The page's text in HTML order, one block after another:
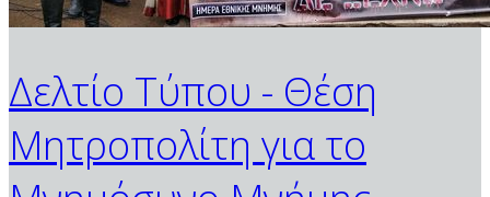
Δελτίο Τύπου - Θέση
Μητροπολίτη για το